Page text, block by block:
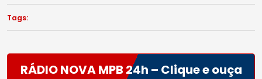
Tags:
RÁDIO NOVA MPB 24h – Clique e ouça